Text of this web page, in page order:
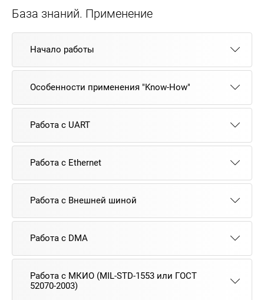
База знаний. Применение
Начало работы
Особенности применения "Know-How"
Работа с UART
Работа с Ethernet
Работа с Внешней шиной
Работа с DMA
Работа с МКИО (MIL-STD-1553 или ГОСТ
52070-2003)